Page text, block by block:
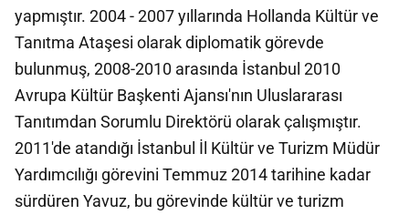
yapmıştır. 2004 - 2007 yıllarında Hollanda Kültür ve
Tanıtma Ataşesi olarak diplomatik görevde
bulunmuş, 2008-2010 arasında İstanbul 2010
Avrupa Kültür Başkenti Ajansı'nın Uluslararası
Tanıtımdan Sorumlu Direktörü olarak çalışmıştır.
2011'de atandığı İstanbul İl Kültür ve Turizm Müdür
Yardımcılığı görevini Temmuz 2014 tarihine kadar
sürdüren Yavuz, bu görevinde kültür ve turizm